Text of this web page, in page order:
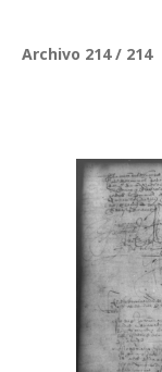
Archivo 214 / 214